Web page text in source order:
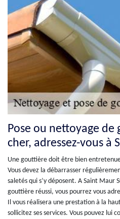
Pose ou nettoyage
cher, adressez-vous à
Une gouttière doit être bien
Vous devez la débarrasser
saletés qui s’y déposent. A Saint Maur
gouttière réussi, vous pourrez vous
Il vous réalisera une prestation à la
sollicitez ses services. Vous pouvez lui